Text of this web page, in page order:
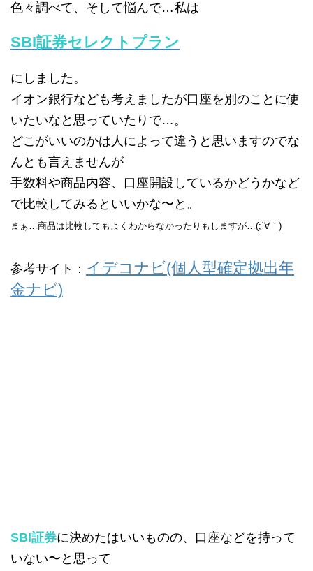
色々調べて、そして悩んで…私は
SBI証券セレクトプラン
にしました。
イオン銀行なども考えましたが口座を別のことに使
いたいなと思っていたりで…。
どこがいいのかは人によって違うと思いますのでな
んとも言えませんが
手数料や商品内容、口座開設しているかどうかなど
で比較してみるといいかな〜と。
まぁ…商品は比較してもよくわからなかったりもしますが…(;´∀｀)
参考サイト： イデコナビ(個人型確定拠出年
金ナビ)
SBI証券に決めたはいいものの、口座などを持って
いない〜と思って